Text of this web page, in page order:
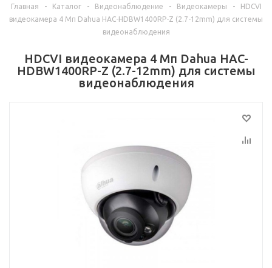
Главная - Каталог - Видеонаблюдение - Видеокамеры -
HDCVI
видеокамера 4 Мп Dahua HAC-HDBW1400RP-Z (2.7-12mm) для системы
видеонаблюдения
HDCVI видеокамера 4 Мп Dahua HAC-
HDBW1400RP-Z (2.7-12mm) для системы
видеонаблюдения